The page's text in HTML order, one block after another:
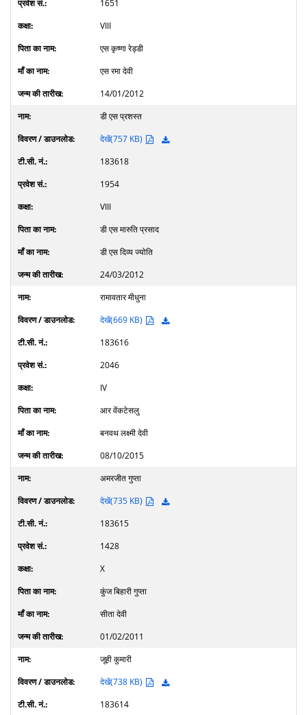
1651
VIII
एस कृष्णा रेड्डी
एस रमा देवी
14/01/2012
डी एस प्रशस्त
देखें(757 KB)
183618
1954
VIII
डी एस मारुति प्रसाद
डी एस दिव्य ज्योति
24/03/2012
रामावतार मीधुना
देखें(669 KB)
183616
2046
IV
आर वेंकटेसलु
बनवथ लक्ष्मी देवी
08/10/2015
अमरजीत गुप्ता
देखें(735 KB)
183615
1428
X
कुंज बिहारी गुप्ता
सीता देवी
01/02/2011
जूही कुमारी
देखें(738 KB)
183614